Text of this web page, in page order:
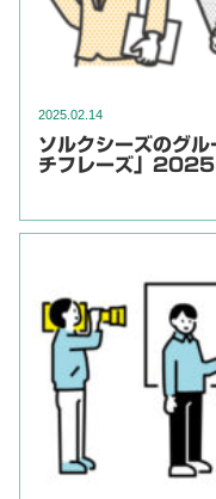
2025.02.14
ソルクシーズのグ
チフレーズ」2025